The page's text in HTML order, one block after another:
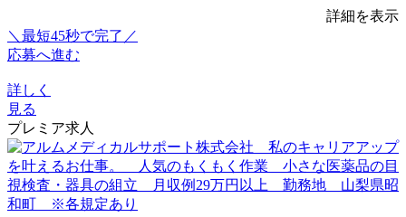
詳細を表示
＼最短45秒で完了／
応募へ進む
詳しく
見る
プレミア求人